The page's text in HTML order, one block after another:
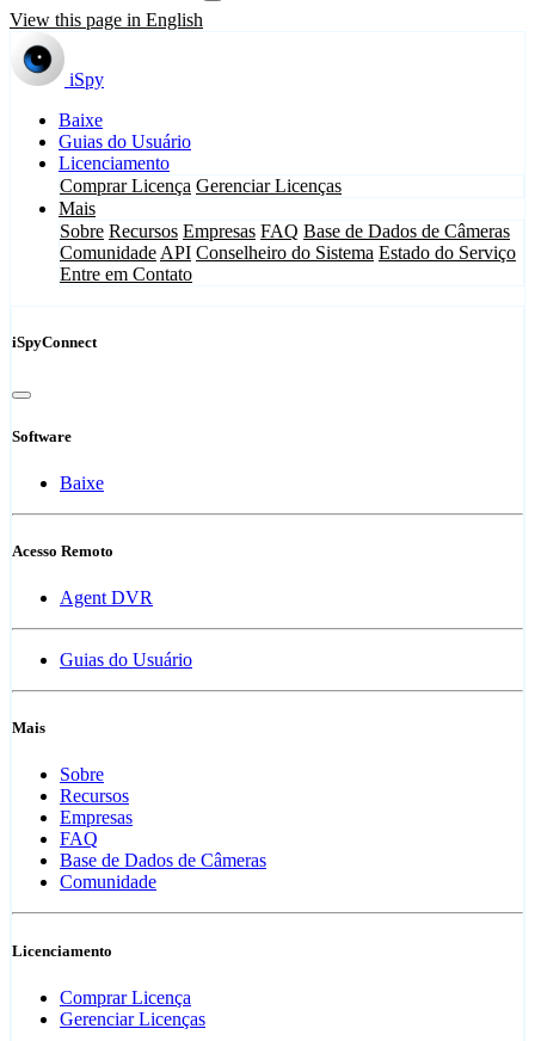
View this page in English
iSpy
Baixe
Guias do Usuário
Licenciamento
Comprar Licença Gerenciar Licenças
Mais
Sobre Recursos Empresas FAQ Base de Dados de Câmeras
Comunidade API Conselheiro do Sistema Estado do Serviço
Entre em Contato
iSpyConnect
Software
Baixe
Acesso Remoto
Agent DVR
Guias do Usuário
Mais
Sobre
Recursos
Empresas
FAQ
Base de Dados de Câmeras
Comunidade
Licenciamento
Comprar Licença
Gerenciar Licenças